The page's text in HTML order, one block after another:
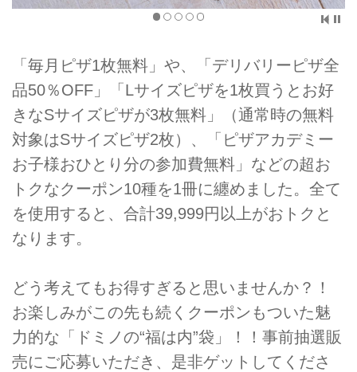
「毎月ピザ1枚無料」や、「デリバリーピザ全
品50％OFF」「Lサイズピザを1枚買うとお好
きなSサイズピザが3枚無料」（通常時の無料
対象はSサイズピザ2枚）、「ピザアカデミー
お子様おひとり分の参加費無料」などの超お
トクなクーポン10種を1冊に纏めました。全て
を使用すると、合計39,999円以上がおトクと
なります。
どう考えてもお得すぎると思いませんか？！
お楽しみがこの先も続くクーポンもついた魅
力的な「ドミノの“福は内”袋」！！事前抽選販
売にご応募いただき、是非ゲットしてくださ